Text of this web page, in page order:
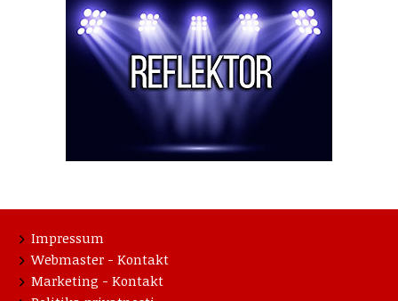
Impressum
Webmaster - Kontakt
Marketing - Kontakt